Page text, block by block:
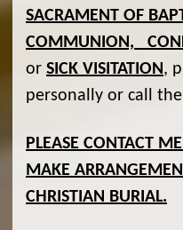
SACRAMENT OF
COMMUNION,
or SICK VISITATION,
personally or call
PLEASE CONTACT
MAKE
CHRISTIAN BURIAL.